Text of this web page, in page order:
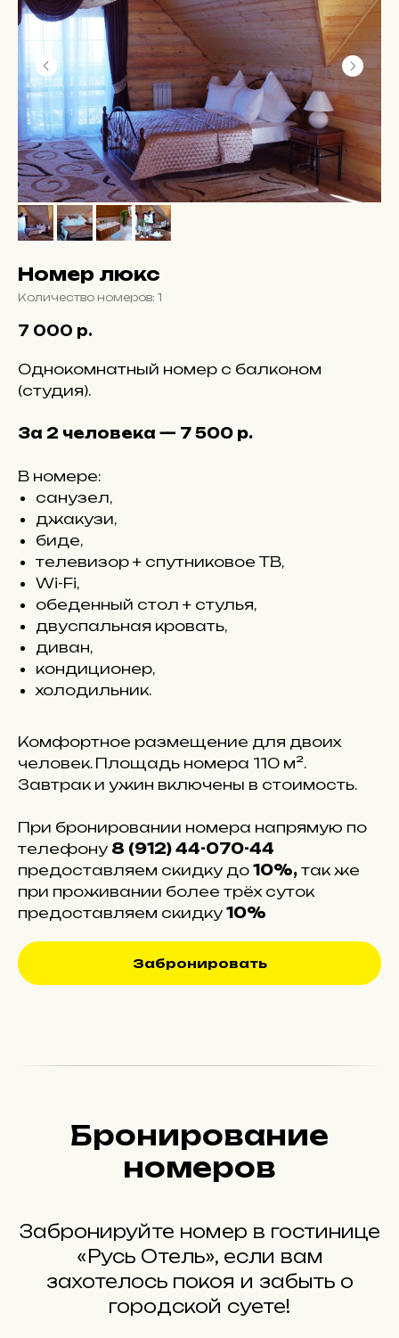
Номер люкс
Количество номеров: 1
7 000 р.
Однокомнатный номер с балконом
(студия).
За 2 человека — 7 500 р.
В номере:
санузел,
джакузи,
биде,
телевизор + спутниковое ТВ,
Wi-Fi,
обеденный стол + стулья,
двуспальная кровать,
диван,
кондиционер,
холодильник.
Комфортное размещение для двоих
человек. Площадь номера 110 м².
Завтрак и ужин включены в стоимость.
При бронировании номера напрямую по
телефону 8 (912) 44-070-44
предоставляем скидку до 10%, так же
при проживании более трёх суток
предоставляем скидку 10%
Забронировать
Бронирование
номеров
Забронируйте номер в гостинице
«Русь Отель», если вам
захотелось покоя и забыть о
городской суете!